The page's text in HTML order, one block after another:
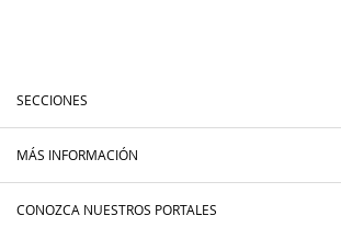
SECCIONES
MÁS INFORMACIÓN
CONOZCA NUESTROS PORTALES